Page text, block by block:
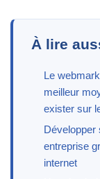
À lire
Le
meilleur
exister sur
Développer
entreprise
internet